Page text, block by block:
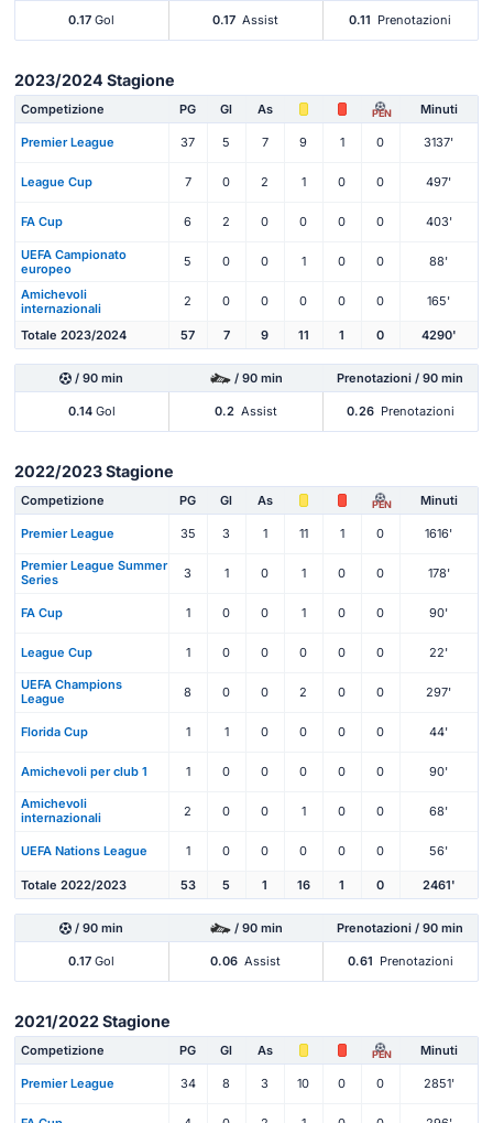
0.17 Gol 0.17 Assist 0.11 Prenotazioni
2023/2024 Stagione
Competizione PG Gl As PEN Minuti
Premier League 37 5 7 9 1 0 3137'
League Cup 7 0 2 1 0 0 497'
FA Cup 6 2 0 0 0 0 403'
UEFA Campionato
europeo
5 0 0 1 0 0 88'
Amichevoli
internazionali
2 0 0 0 0 0 165'
Totale 2023/2024 57 7 9 11 1 0 4290'
/ 90 min / 90 min Prenotazioni / 90 min
0.14Gol 0.2 Assist 0.26 Prenotazioni
2022/2023 Stagione
Competizione PG Gl As PEN Minuti
Premier League 35 3 1 11 1 0 1616'
Premier League Summer
Series
3 1 0 1 0 0 178'
FA Cup 1 0 0 1 0 0 90'
League Cup 1 0 0 0 0 0 22'
UEFA Champions
League
8 0 0 2 0 0 297'
Florida Cup 1 1 0 0 0 0 44'
Amichevoli per club 1 1 0 0 0 0 0 90'
Amichevoli
internazionali
2 0 0 1 0 0 68'
UEFA Nations League 1 0 0 0 0 0 56'
Totale 2022/2023 53 5 1 16 1 0 2461'
/ 90 min / 90 min Prenotazioni / 90 min
0.17 Gol 0.06 Assist 0.61 Prenotazioni
2021/2022 Stagione
Competizione PG Gl As PEN Minuti
Premier League 34 8 3 10 0 0 2851'